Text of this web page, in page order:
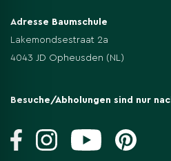
Adresse Baumschule
Lakemondsestraat 2a
4043 JD Opheusden (NL)
Besuche/Abholungen sind nur